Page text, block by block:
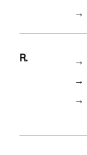
→
R. →
→
→